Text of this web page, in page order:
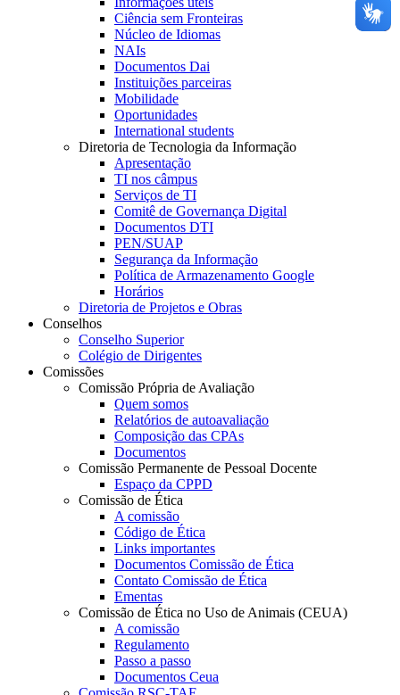
Ciência sem Fronteiras
Núcleo de Idiomas
NAIs
Documentos Dai
Instituições parceiras
Mobilidade
Oportunidades
International students
Diretoria de Tecnologia da Informação
Apresentação
TI nos câmpus
Serviços de TI
Comitê de Governança Digital
Documentos DTI
PEN/SUAP
Segurança da Informação
Política de Armazenamento Google
Horários
Diretoria de Projetos e Obras
Conselhos
Conselho Superior
Colégio de Dirigentes
Comissões
Comissão Própria de Avaliação
Quem somos
Relatórios de autoavaliação
Composição das CPAs
Documentos
Comissão Permanente de Pessoal Docente
Espaço da CPPD
Comissão de Ética
A comissão
Código de Ética
Links importantes
Documentos Comissão de Ética
Contato Comissão de Ética
Ementas
Comissão de Ética no Uso de Animais (CEUA)
A comissão
Regulamento
Passo a passo
Documentos Ceua